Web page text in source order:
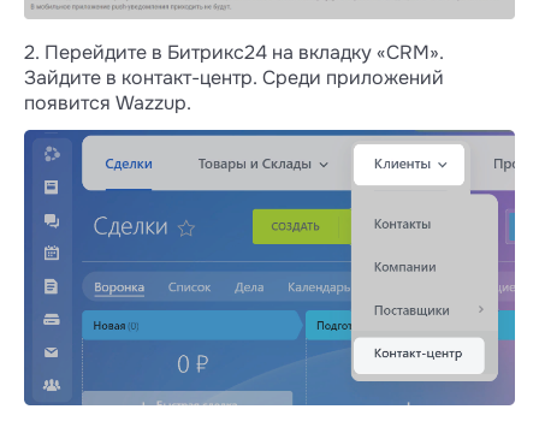
Писать в Instagram* через Открытые
линии можно только в директ
Если вам нужно отвечать на комментарии
в инстаграме, эта функция доступна в чатах
Wazzup. В Открытых линиях отвечать
в комментариях нельзя — можно только
писать в директ.
Как клиент получает ответ на комментарий
из Wazzup:
2. Перейдите в Битрикс24 на вкладку «СRM».
Зайдите в контакт-центр. Среди приложений
появится Wazzup.